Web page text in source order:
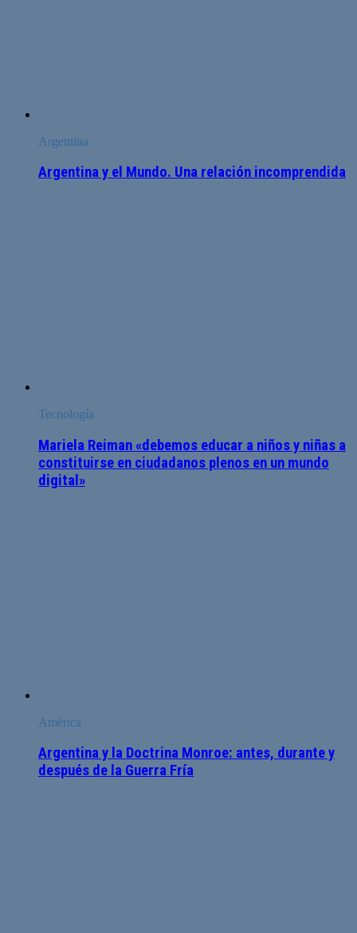
Argentina
Argentina y el Mundo. Una relación incomprendida
Tecnología
Mariela Reiman «debemos educar a niños y niñas a
constituirse en ciudadanos plenos en un mundo
digital»
América
Argentina y la Doctrina Monroe: antes, durante y
después de la Guerra Fría